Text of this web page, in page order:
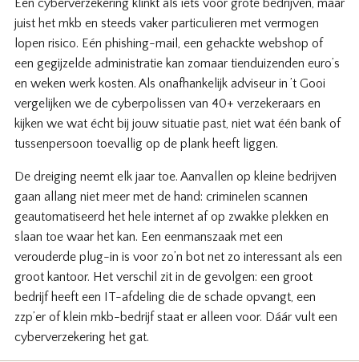
Een cyberverzekering klinkt als iets voor grote bedrijven, maar
juist het mkb en steeds vaker particulieren met vermogen
lopen risico. Eén phishing-mail, een gehackte webshop of
een gegijzelde administratie kan zomaar tienduizenden euro’s
en weken werk kosten. Als onafhankelijk adviseur in ’t Gooi
vergelijken we de cyberpolissen van 40+ verzekeraars en
kijken we wat écht bij jouw situatie past, niet wat één bank of
tussenpersoon toevallig op de plank heeft liggen.
De dreiging neemt elk jaar toe. Aanvallen op kleine bedrijven
gaan allang niet meer met de hand: criminelen scannen
geautomatiseerd het hele internet af op zwakke plekken en
slaan toe waar het kan. Een eenmanszaak met een
verouderde plug-in is voor zo’n bot net zo interessant als een
groot kantoor. Het verschil zit in de gevolgen: een groot
bedrijf heeft een IT-afdeling die de schade opvangt, een
zzp’er of klein mkb-bedrijf staat er alleen voor. Dáár vult een
cyberverzekering het gat.